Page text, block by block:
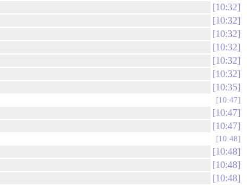
10:32
10:32
10:32
10:32
10:32
10:32
10:35
10:47
10:47
10:47
10:48
10:48
10:48
10:48